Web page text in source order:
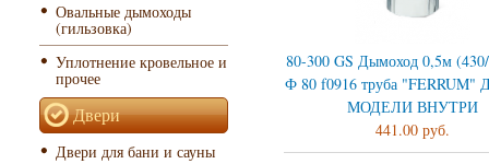
80-300 GS Дымоход 0,5м
Ф 80 f0916 труба "FERRUM"
МОДЕЛИ ВНУТРИ
441.00 руб.
Овальные дымоходы
(гильзовка)
Уплотнение кровельное и
прочее
Двери
Двери для бани и сауны